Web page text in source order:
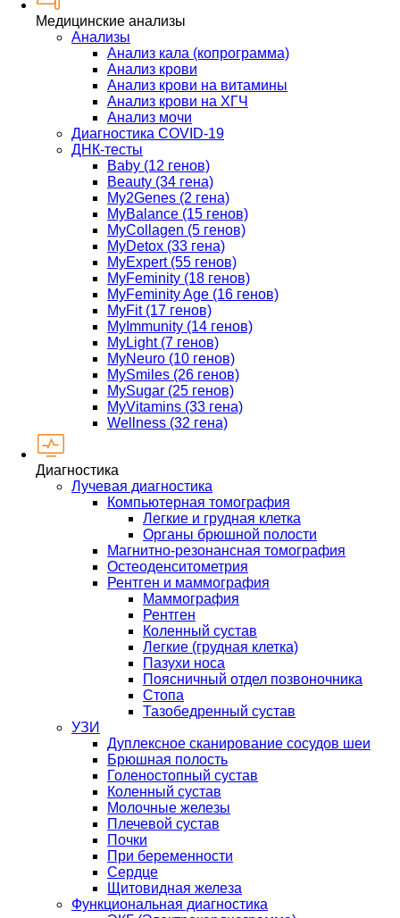
Медицинские анализы
Анализы
Анализ кала (копрограмма)
Анализ крови
Анализ крови на витамины
Анализ крови на ХГЧ
Анализ мочи
Диагностика COVID-19
ДНК-тесты
Baby (12 генов)
Beauty (34 гена)
My2Genes (2 гена)
MyBalance (15 генов)
MyCollagen (5 генов)
MyDetox (33 гена)
MyExpert (55 генов)
MyFeminity (18 генов)
MyFeminity Age (16 генов)
MyFit (17 генов)
MyImmunity (14 генов)
MyLight (7 генов)
MyNeuro (10 генов)
MySmiles (26 генов)
MySugar (25 генов)
MyVitamins (33 гена)
Wellness (32 гена)
Диагностика
Лучевая диагностика
Компьютерная томография
Легкие и грудная клетка
Органы брюшной полости
Магнитно-резонансная томография
Остеоденситометрия
Рентген и маммография
Маммография
Рентген
Коленный сустав
Легкие (грудная клетка)
Пазухи носа
Поясничный отдел позвоночника
Стопа
Тазобедренный сустав
УЗИ
Дуплексное сканирование сосудов шеи
Брюшная полость
Голеностопный сустав
Коленный сустав
Молочные железы
Плечевой сустав
Почки
При беременности
Сердце
Щитовидная железа
Функциональная диагностика